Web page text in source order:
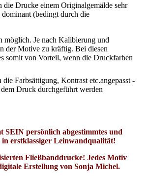
Drucke einem Originalgemälde sehr
(bedingt durch die
möglich. Je nach Kalibierung und
der Motive zu kräftig. Bei diesen
somit von Vorteil, wenn die Druckfarben
Farbsättigung, Kontrast etc.angepasst -
Druck durchgeführt werden
SEIN persönlich abgestimmtes und
erstklassiger Leinwandqualität!
Fließbanddrucke! Jedes Motiv
Erstellung von Sonja Michel.